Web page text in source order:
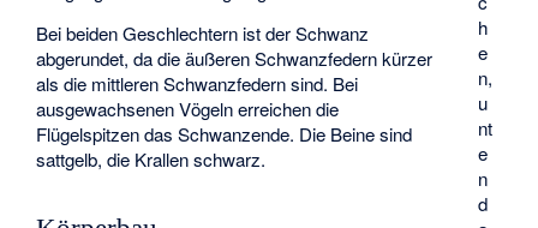
h
e
n,
u
nt
e
n
d
Bei beiden Geschlechtern ist der Schwanz
abgerundet, da die äußeren Schwanzfedern kürzer
als die mittleren Schwanzfedern sind. Bei
ausgewachsenen Vögeln erreichen die
Flügelspitzen das Schwanzende. Die Beine sind
sattgelb, die Krallen schwarz.